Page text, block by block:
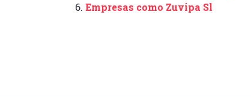
6. Empresas como Zuvipa Sl